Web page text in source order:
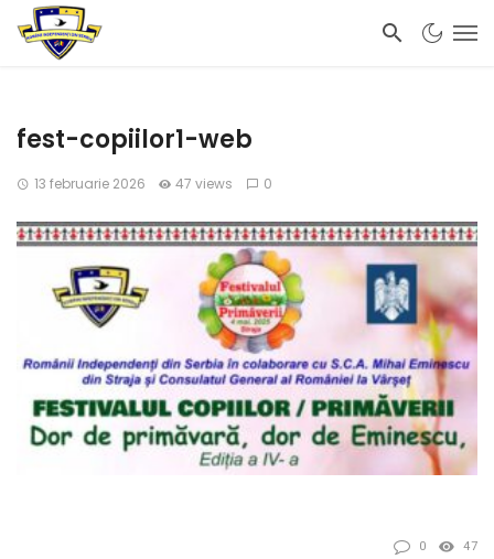
fest-copiilor1-web
13 februarie 2026 47 views 0
0 47